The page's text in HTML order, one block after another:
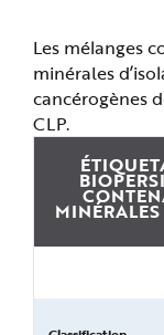
Les mélanges
minérales
cancérogènes
CLP.